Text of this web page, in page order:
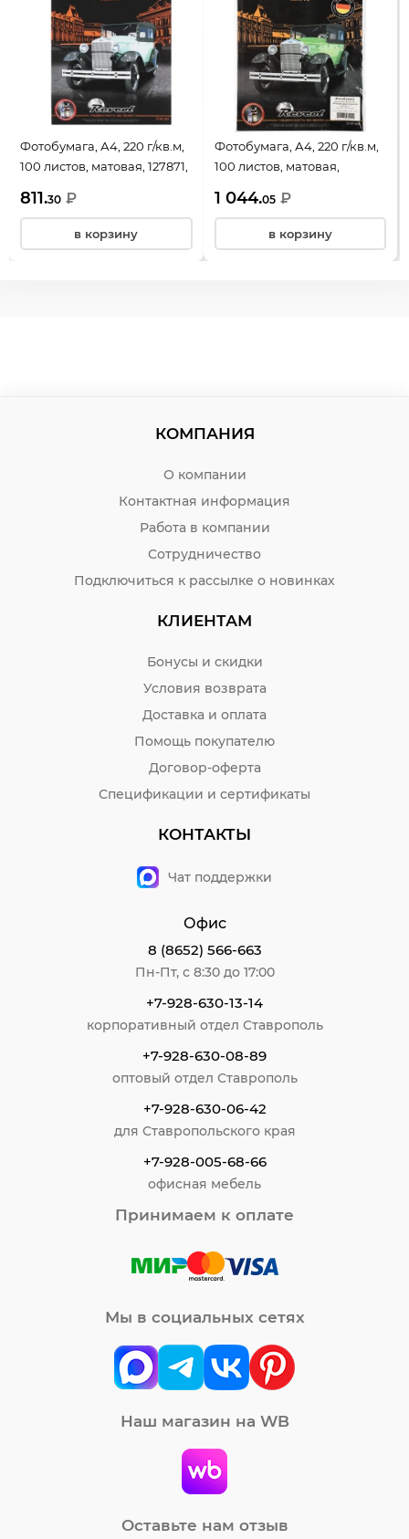
Фотобумага, А4, 220 г/кв.м,
100 листов, матовая, 127871,
811.30 ₽
в корзину
Фотобумага, А4, 220 г/кв.м,
100 листов, матовая,
1 044.05 ₽
в корзину
КОМПАНИЯ
О компании
Контактная информация
Работа в компании
Сотрудничество
Подключиться к рассылке о новинках
КЛИЕНТАМ
Бонусы и скидки
Условия возврата
Доставка и оплата
Помощь покупателю
Договор-оферта
Спецификации и сертификаты
КОНТАКТЫ
Чат поддержки
Офис
8 (8652) 566-663
Пн-Пт, с 8:30 до 17:00
+7-928-630-13-14
корпоративный отдел Ставрополь
+7-928-630-08-89
оптовый отдел Ставрополь
+7-928-630-06-42
для Ставропольского края
+7-928-005-68-66
офисная мебель
Принимаем к оплате
Мы в социальных сетях
Наш магазин на WB
Оставьте нам отзыв